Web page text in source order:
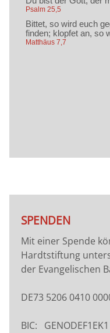
SPENDEN
Mit einer Spende
Hardtstiftung
der Evangelischen
DE73 5206 0410
BIC: GENODEF1EK1